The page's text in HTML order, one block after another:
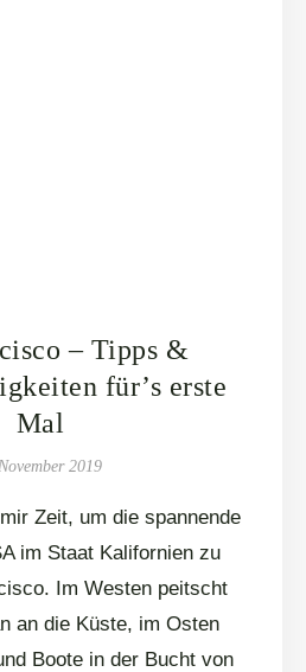
– Tipps &
für’s erste
Mal
2019
Zeit, um die spannende
im Staat Kalifornien zu
Im Westen peitscht
an die Küste, im Osten
Boote in der Bucht von